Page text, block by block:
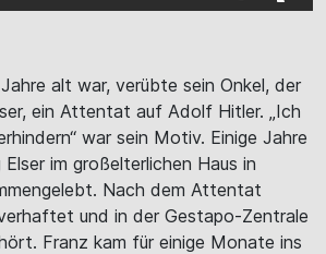
alt war, verübte sein Onkel, der
ein Attentat auf Adolf Hitler. „Ich
war sein Motiv. Einige Jahre
im großelterlichen Haus in
Nach dem Attentat
und in der Gestapo-Zentrale
Franz kam für einige Monate ins